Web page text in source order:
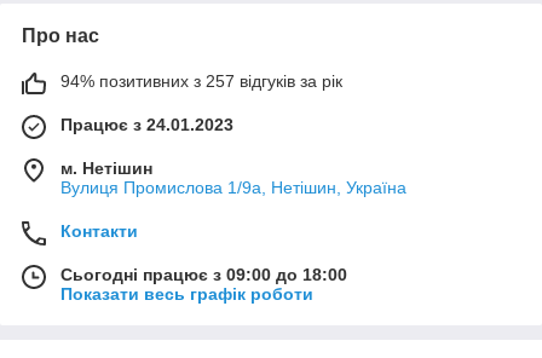
Про нас
94% позитивних з 257 відгуків за рік
Працює з 24.01.2023
м. Нетішин
Вулиця Промислова 1/9а, Нетішин, Україна
Контакти
Сьогодні працює з 09:00 до 18:00
Показати весь графік роботи